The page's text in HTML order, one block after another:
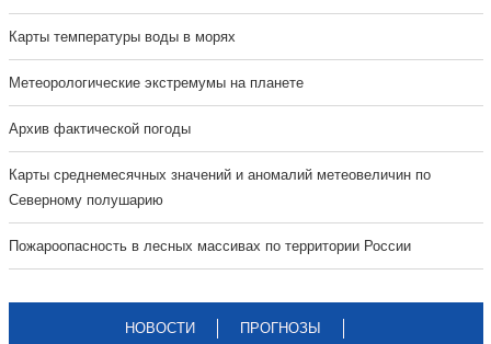
Карты температуры воды в морях
Метеорологические экстремумы на планете
Архив фактической погоды
Карты среднемесячных значений и аномалий метеовеличин по
Северному полушарию
Пожароопасность в лесных массивах по территории России
НОВОСТИ ПРОГНОЗЫ